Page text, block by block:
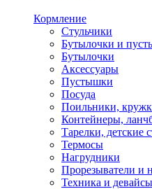
Кормление
Стульчики
Бутылочки и
Бутылочки
Аксессуары
Пустышки
Посуда
Поильники,
Контейнеры,
Тарелки, детские
Термосы
Нагрудники
Прорезыватели и
Техника и девайсы